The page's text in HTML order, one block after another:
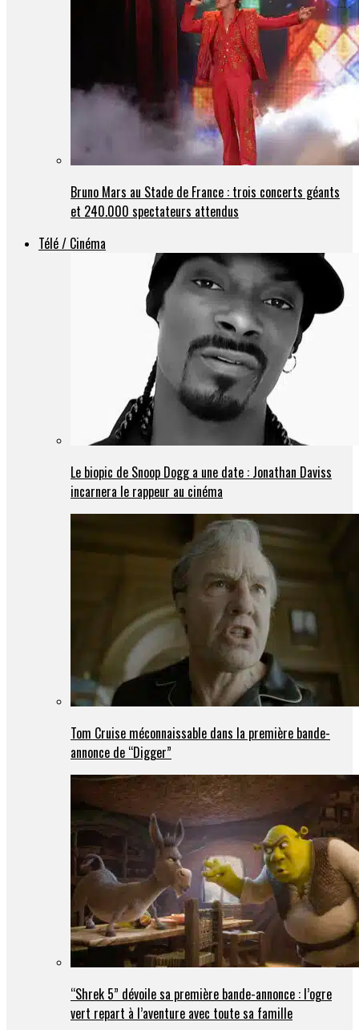
Bruno Mars au Stade de France : trois concerts géants
et 240.000 spectateurs attendus
Télé / Cinéma
Le biopic de Snoop Dogg a une date : Jonathan Daviss
incarnera le rappeur au cinéma
Tom Cruise méconnaissable dans la première bande-
annonce de “Digger”
“Shrek 5” dévoile sa première bande-annonce : l’ogre
vert repart à l’aventure avec toute sa famille